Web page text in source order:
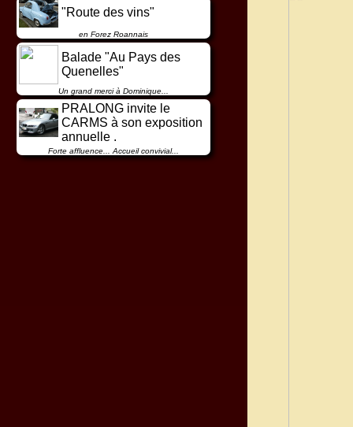
"Route des vins"
en Forez Roannais
Balade "Au Pays des
Quenelles"
Un grand merci à Dominique...
PRALONG invite le
CARMS à son exposition
annuelle .
Forte affluence... Accueil convivial...